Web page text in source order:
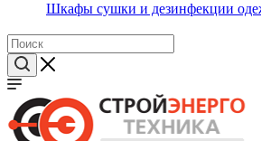
Шкафы сушки и дезинфекции